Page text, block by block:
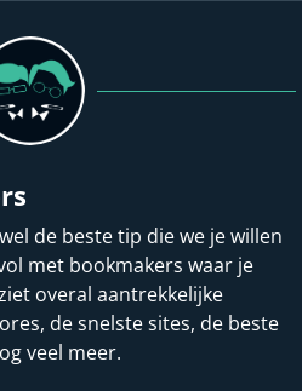
de beste tip die we je willen
met bookmakers waar je
overal aantrekkelijke
de snelste sites, de beste
veel meer.